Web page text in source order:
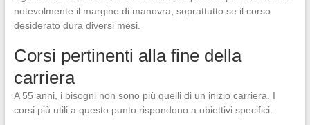
notevolmente il margine di manovra, soprattutto se il corso
desiderato dura diversi mesi.
Corsi pertinenti alla fine della
carriera
A 55 anni, i bisogni non sono più quelli di un inizio carriera. I
corsi più utili a questo punto rispondono a obiettivi specifici: